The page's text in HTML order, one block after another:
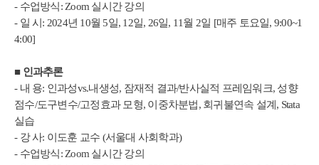
- 수업방식: Zoom 실시간 강의
- 일 시: 2024년 10월 5일, 12일, 26일, 11월 2일 [매주 토요일, 9:00~1
4:00]
■ 인과추론
- 내 용: 인과성vs.내생성, 잠재적 결과/반사실적 프레임워크, 성향
점수/도구변수/고정효과 모형, 이중차분법, 회귀불연속 설계, Stata
실습
- 강 사: 이도훈 교수 (서울대 사회학과)
- 수업방식: Zoom 실시간 강의